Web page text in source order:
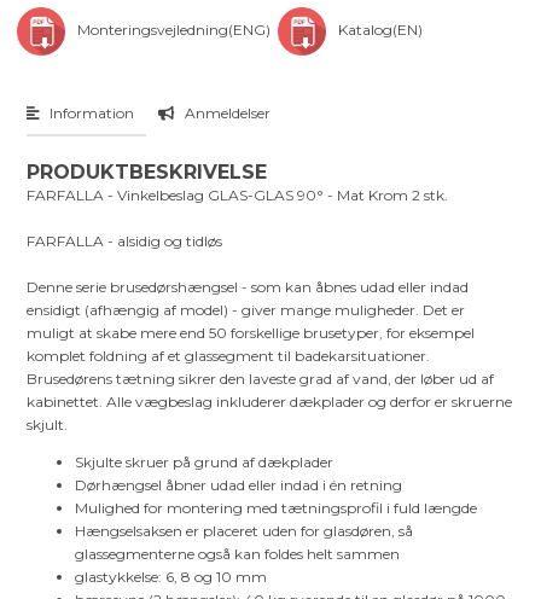
Monteringsvejledning(ENG) Katalog(EN)
Information Anmeldelser
PRODUKTBESKRIVELSE
FARFALLA - Vinkelbeslag GLAS-GLAS 90° - Mat Krom 2 stk.
FARFALLA - alsidig og tidløs
Denne serie brusedørshængsel - som kan åbnes udad eller indad
ensidigt (afhængig af model) - giver mange muligheder. Det er
muligt at skabe mere end 50 forskellige brusetyper, for eksempel
komplet foldning af et glassegment til badekarsituationer.
Brusedørens tætning sikrer den laveste grad af vand, der løber ud af
kabinettet. Alle vægbeslag inkluderer dækplader og derfor er skruerne
skjult.
Skjulte skruer på grund af dækplader
Dørhængsel åbner udad eller indad i én retning
Mulighed for montering med tætningsprofil i fuld længde
Hængselsaksen er placeret uden for glasdøren, så
glassegmenterne også kan foldes helt sammen
glastykkelse: 6, 8 og 10 mm